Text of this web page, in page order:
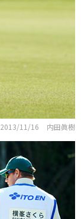
2013/11/16 内田眞樹